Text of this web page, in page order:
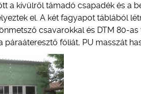
a kívülről támadó csapadék és a
el. A két fagyapot táblából
csavarokkal és DTM 80-
fóliát, PU masszát